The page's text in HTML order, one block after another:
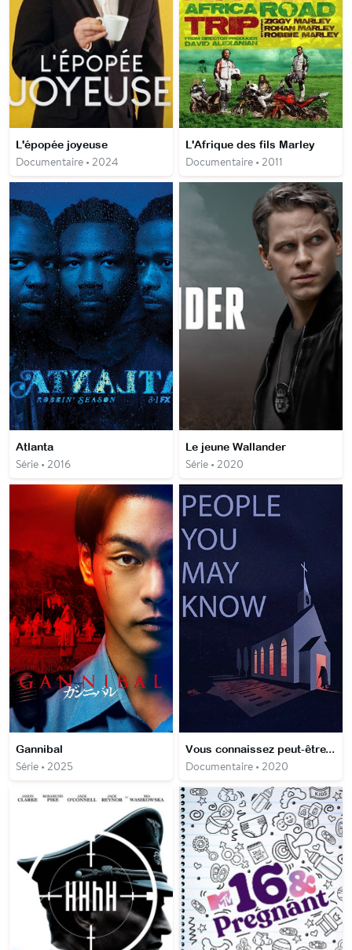
L'épopée joyeuse
Documentaire • 2024
L'Afrique des fils Marley
Documentaire • 2011
Atlanta
Série • 2016
Le jeune Wallander
Série • 2020
Gannibal
Série • 2025
Vous connaissez peut-être...
Documentaire • 2020